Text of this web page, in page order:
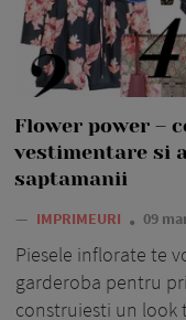
Flower power –
vestimentare si
saptamanii
— IMPRIMEURI 09
Piesele inflorate te
garderoba pentru
construiesti un look